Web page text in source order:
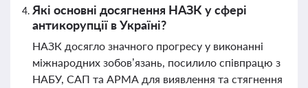
Які основні досягнення НАЗК у сфері
антикорупції в Україні?
НАЗК досягло значного прогресу у виконанні
міжнародних зобов’язань, посилило співпрацю з
НАБУ, САП та АРМА для виявлення та стягнення